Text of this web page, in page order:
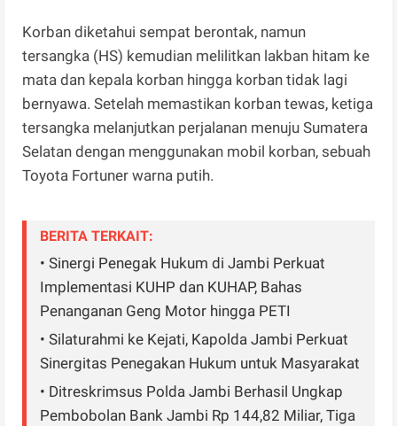
Korban diketahui sempat berontak, namun
tersangka (HS) kemudian melilitkan lakban hitam ke
mata dan kepala korban hingga korban tidak lagi
bernyawa. Setelah memastikan korban tewas, ketiga
tersangka melanjutkan perjalanan menuju Sumatera
Selatan dengan menggunakan mobil korban, sebuah
Toyota Fortuner warna putih.
BERITA TERKAIT:
• Sinergi Penegak Hukum di Jambi Perkuat
Implementasi KUHP dan KUHAP, Bahas
Penanganan Geng Motor hingga PETI
• Silaturahmi ke Kejati, Kapolda Jambi Perkuat
Sinergitas Penegakan Hukum untuk Masyarakat
• Ditreskrimsus Polda Jambi Berhasil Ungkap
Pembobolan Bank Jambi Rp 144,82 Miliar, Tiga